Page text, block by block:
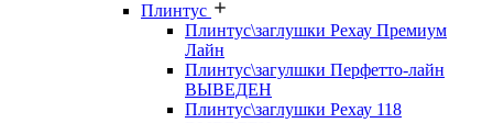
Плинтус
Плинтус\заглушки Рехау Премиум
Лайн
Плинтус\загулшки Перфетто-лайн
ВЫВЕДЕН
Плинтус\заглушки Рехау 118